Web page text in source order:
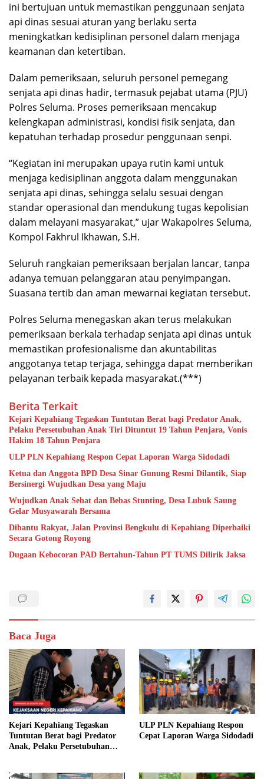
ini bertujuan untuk memastikan penggunaan senjata
api dinas sesuai aturan yang berlaku serta
meningkatkan kedisiplinan personel dalam menjaga
keamanan dan ketertiban.
Dalam pemeriksaan, seluruh personel pemegang
senjata api dinas hadir, termasuk pejabat utama (PJU)
Polres Seluma. Proses pemeriksaan mencakup
kelengkapan administrasi, kondisi fisik senjata, dan
kepatuhan terhadap prosedur penggunaan senpi.
“Kegiatan ini merupakan upaya rutin kami untuk
menjaga kedisiplinan anggota dalam menggunakan
senjata api dinas, sehingga selalu sesuai dengan
standar operasional dan mendukung tugas kepolisian
dalam melayani masyarakat,” ujar Wakapolres Seluma,
Kompol Fakhrul Ikhawan, S.H.
Seluruh rangkaian pemeriksaan berjalan lancar, tanpa
adanya temuan pelanggaran atau penyimpangan.
Suasana tertib dan aman mewarnai kegiatan tersebut.
Polres Seluma menegaskan akan terus melakukan
pemeriksaan berkala terhadap senjata api dinas untuk
memastikan profesionalisme dan akuntabilitas
anggotanya tetap terjaga, sehingga dapat memberikan
pelayanan terbaik kepada masyarakat.(***)
Berita Terkait
Kejari Kepahiang Tegaskan Tuntutan Berat bagi Predator Anak,
Pelaku Persetubuhan Anak Tiri Dituntut 19 Tahun Penjara, Vonis
Hakim 18 Tahun Penjara
ULP PLN Kepahiang Respon Cepat Laporan Warga Sidodadi
Ketua dan Anggota BPD Desa Sinar Gunung Resmi Dilantik, Siap
Bersinergi Wujudkan Desa yang Maju
Wujudkan Anak Sehat dan Bebas Stunting, Desa Lubuk Saung
Gelar Musyawarah Bersama
Dibantu Rakyat, Jalan Provinsi Bengkulu di Kepahiang Diperbaiki
Secara Gotong Royong
Dugaan Kebocoran PAD Bertahun-Tahun PT TUMS Dilirik Jaksa
Baca Juga
Kejari Kepahiang Tegaskan
Tuntutan Berat bagi Predator
Anak, Pelaku Persetubuhan
ULP PLN Kepahiang Respon
Cepat Laporan Warga Sidodadi